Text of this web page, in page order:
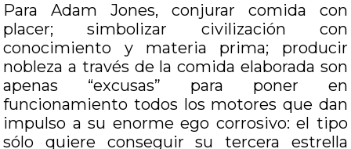
Para Adam Jones, conjurar comida con
placer; simbolizar civilización con
conocimiento y materia prima; producir
nobleza a través de la comida elaborada son
apenas “excusas” para poner en
funcionamiento todos los motores que dan
impulso a su enorme ego corrosivo: el tipo
sólo quiere conseguir su tercera estrella